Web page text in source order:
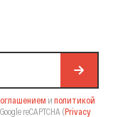
и политикой
reCAPTCHA (Privacy